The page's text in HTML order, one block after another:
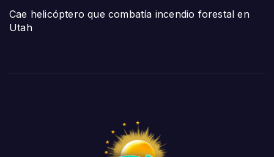
Cae helicóptero que combatía incendio forestal en
Utah